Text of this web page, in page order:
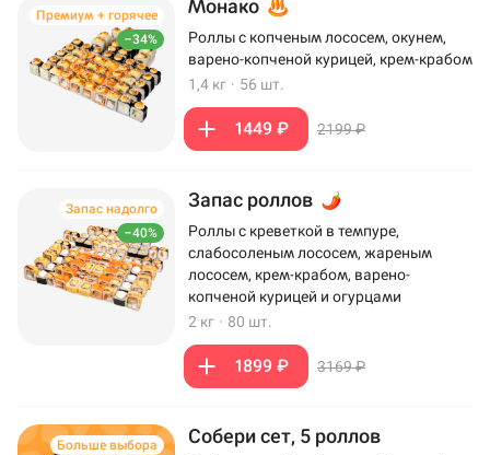
–34%
Премиум + горячее Монако
Роллы с копченым лососем, окунем,
варено-копченой курицей, крем-крабом
1,4 кг · 56 шт.
1449 ₽ 2199 ₽
–40%
Запас надолго Запас роллов
Роллы с креветкой в темпуре,
слабосоленым лососем, жареным
лососем, крем-крабом, варено-
копченой курицей и огурцами
2 кг · 80 шт.
1899 ₽ 3169 ₽
Больше выбора Собери сет, 5 роллов